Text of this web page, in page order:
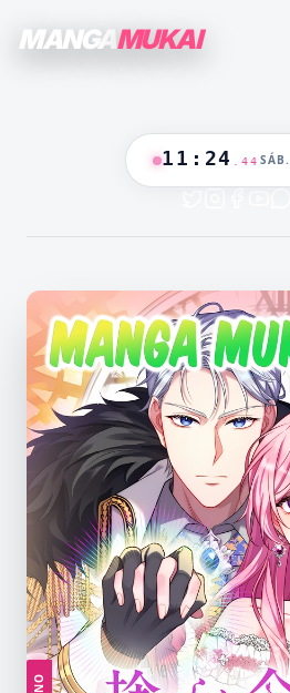
MANGA MUKAI
11 : 24 .45